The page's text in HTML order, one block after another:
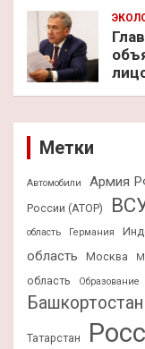
Метки
Автомобили Армия
России (АТОР)
область
Германия
область
Москва
область
Образование
Башкортостан
Татарстан